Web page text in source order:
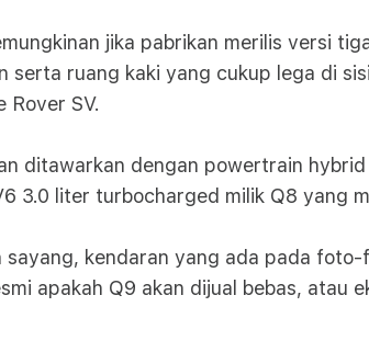
jika pabrikan merilis versi
ruang kaki yang cukup lega di
Rover SV.
ditawarkan dengan powertrain
3.0 liter turbocharged milik Q8 yang
kendaran yang ada pada
apakah Q9 akan dijual bebas, atau